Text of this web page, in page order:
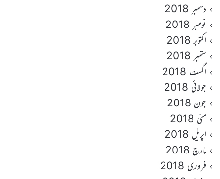
دسمبر 2018
نومبر 2018
اکتوبر 2018
ستمبر 2018
اگست 2018
جولائی 2018
جون 2018
مئی 2018
اپریل 2018
مارچ 2018
فروری 2018